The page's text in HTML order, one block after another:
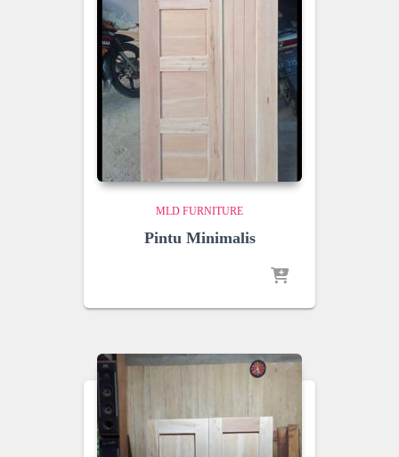
MLD FURNITURE
Pintu Minimalis